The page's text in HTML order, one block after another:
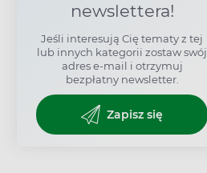
newslettera!
Jeśli interesują Cię tematy z tej
lub innych kategorii zostaw swój
adres e-mail i otrzymuj
bezpłatny newsletter.
Zapisz się